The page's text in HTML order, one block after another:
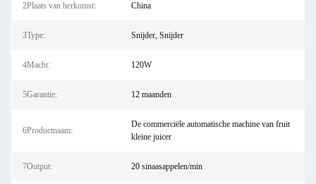
2Plaats van herkomst: China
3Type: Snijder, Snijder
4Macht: 120W
5Garantie: 12 maanden
6Productnaam:
De commerciële automatische machine van fruit
kleine juicer
7Output: 20 sinaasappelen/min